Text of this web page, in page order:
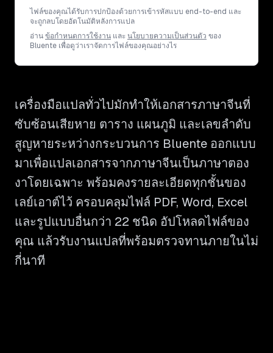
ไฟล์ของคุณได้รับการปกป้องด้วยการเข้ารหัสแบบ end-to-end และ
จะถูกลบโดยอัตโนมัติหลังการแปล
อ่านข้อกำหนดการใช้งาน และ นโยบายความเป็นส่วนตัว ของ
Bluente เพื่อดูว่าเราจัดการไฟล์ของคุณอย่างไร
เครื่องมือแปลทั่วไปมักทำให้เอกสารภาษาจีนที่
ซับซ้อนเสียหาย ตาราง แผนภูมิ และเลขลำดับ
สูญหายระหว่างกระบวนการ Bluente ออกแบบ
มาเพื่อแปลเอกสารจากภาษาจีนเป็นภาษาตอง
งาโดยเฉพาะ พร้อมคงรายละเอียดทุกชั้นของ
เลย์เอาต์ไว้ ครอบคลุมไฟล์ PDF, Word, Excel
และรูปแบบอื่นกว่า 22 ชนิด อัปโหลดไฟล์ของ
คุณ แล้วรับงานแปลที่พร้อมตรวจทานภายในไม่
กี่นาที